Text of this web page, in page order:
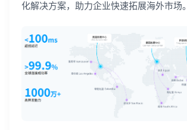
化解决方案，助力企业快速拓展海外市场。